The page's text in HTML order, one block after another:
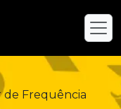
de Frequência